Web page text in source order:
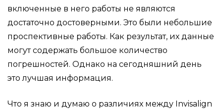
включенные в него работы не являются
достаточно достоверными. Это были небольшие
проспективные работы. Как результат, их данные
могут содержать большое количество
погрешностей. Однако на сегодняшний день
это лучшая информация.
Что я знаю и думаю о различиях между Invisalign